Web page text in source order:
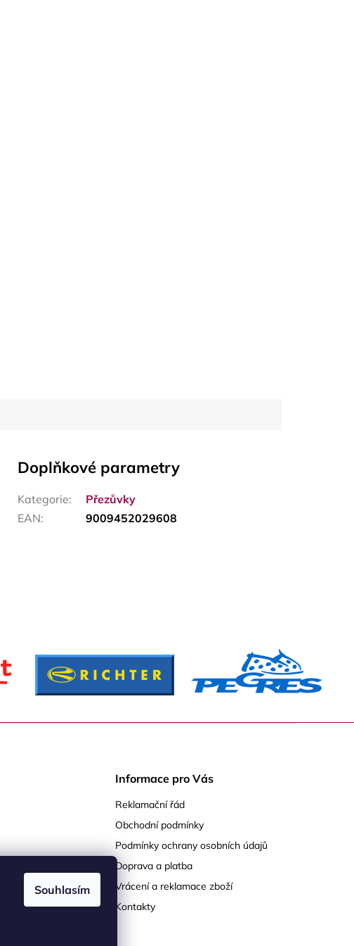
Souhlasím
Doplňkové parametry
Kategorie:
Přezůvky
EAN: 9009452029608
Informace pro Vás
Reklamační řád
Obchodní podmínky
Podmínky ochrany osobních údajů
Doprava a platba
Vrácení a reklamace zboží
Kontakty